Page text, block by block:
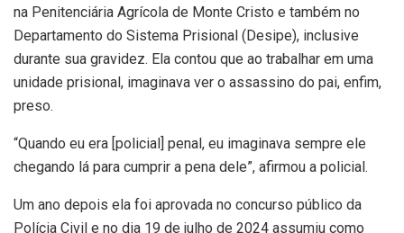
na Penitenciária Agrícola de Monte Cristo e também no
Departamento do Sistema Prisional (Desipe), inclusive
durante sua gravidez. Ela contou que ao trabalhar em uma
unidade prisional, imaginava ver o assassino do pai, enfim,
preso.
“Quando eu era [policial] penal, eu imaginava sempre ele
chegando lá para cumprir a pena dele”, afirmou a policial.
Um ano depois ela foi aprovada no concurso público da
Polícia Civil e no dia 19 de julho de 2024 assumiu como